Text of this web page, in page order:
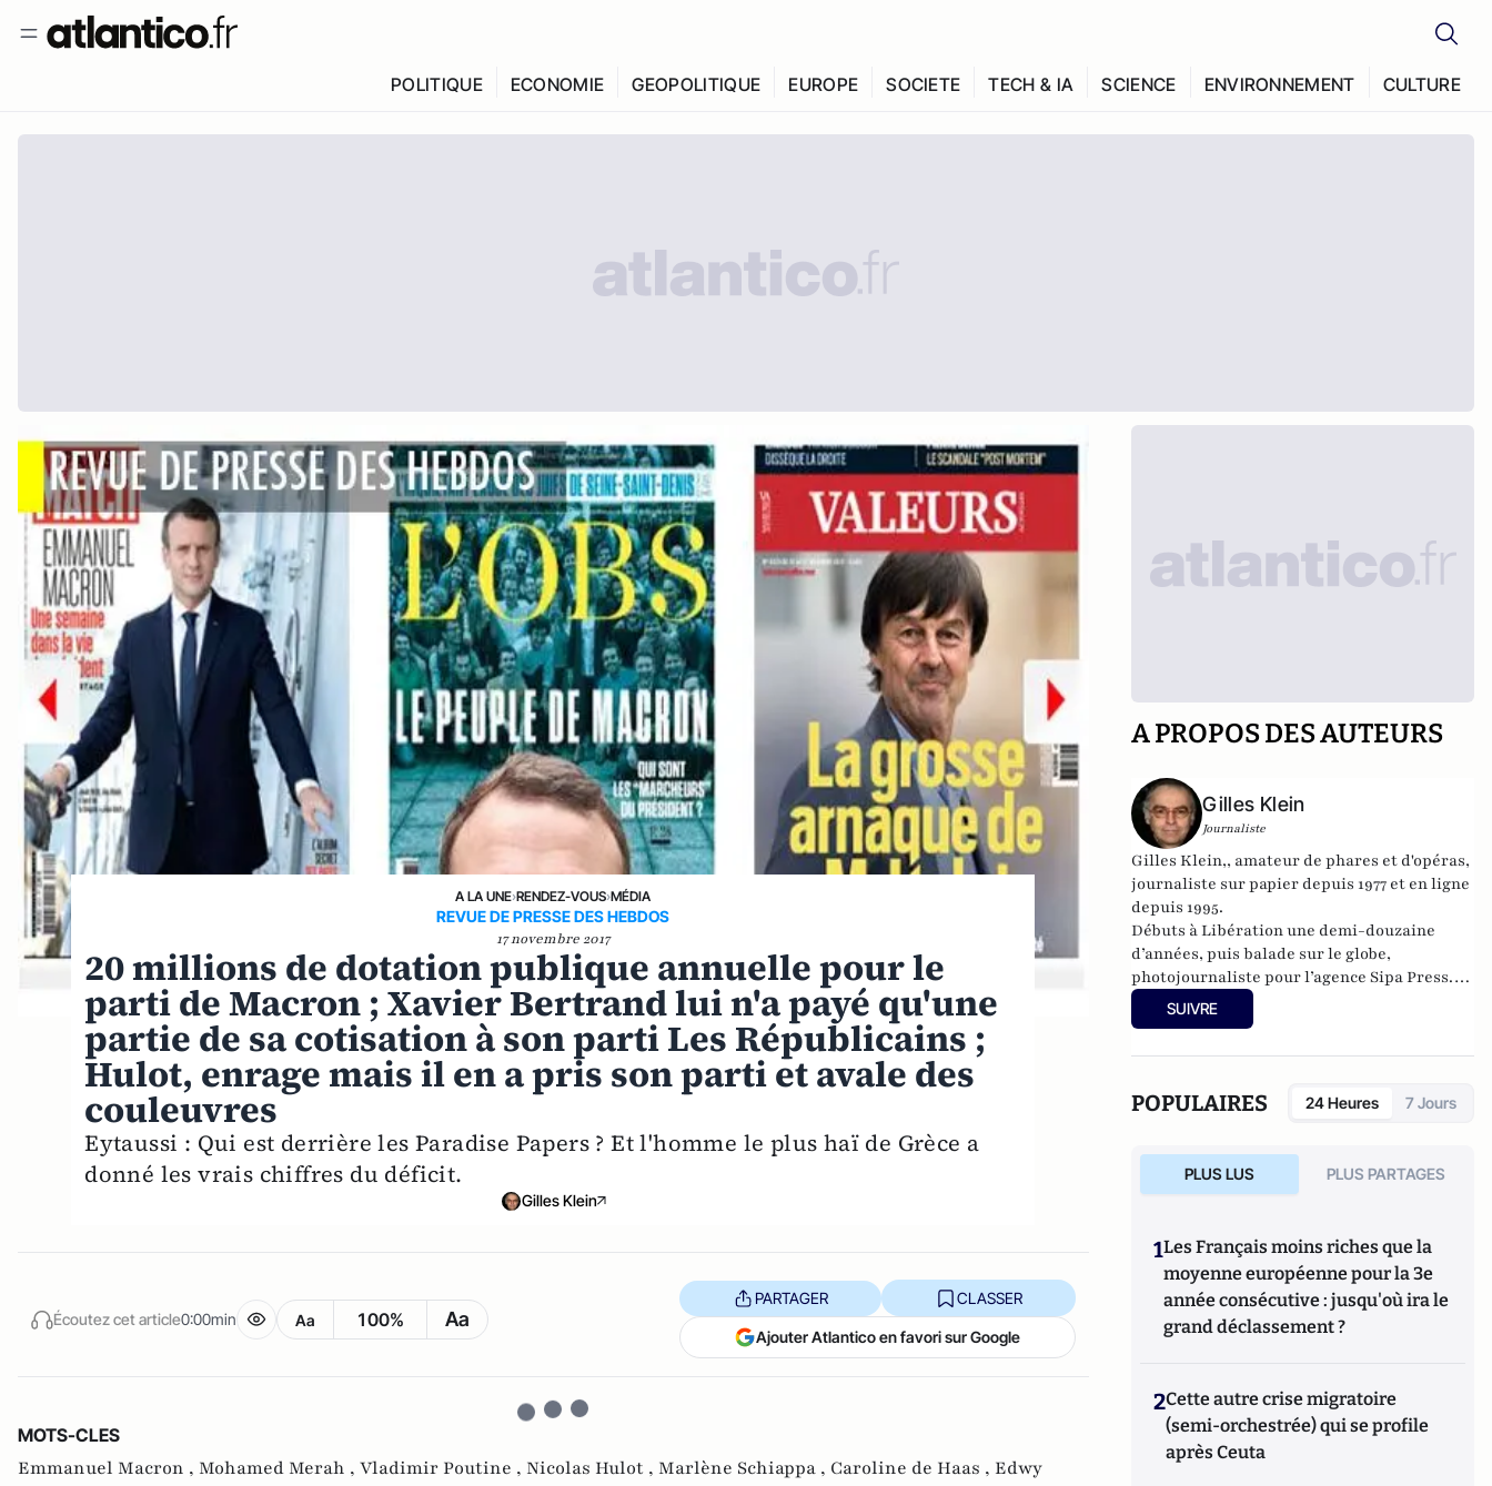
POLITIQUE ECONOMIE GEOPOLITIQUE EUROPE SOCIETE TECH & IA SCIENCE ENVIRONNEMENT CULTURE
A LA UNE›RENDEZ-VOUS›MÉDIA
REVUE DE PRESSE DES HEBDOS
17 novembre 2017
20 millions de dotation publique annuelle pour le
parti de Macron ; Xavier Bertrand lui n'a payé qu'une
partie de sa cotisation à son parti Les Républicains ;
Hulot, enrage mais il en a pris son parti et avale des
couleuvres
Eytaussi : Qui est derrière les Paradise Papers ? Et l'homme le plus haï de Grèce a
donné les vrais chiffres du déficit.
Gilles Klein
Écoutez cet article0:00min Aa 100% Aa
PARTAGER CLASSER
Ajouter Atlantico en favori sur Google
MOTS-CLES
Emmanuel Macron , Mohamed Merah , Vladimir Poutine , Nicolas Hulot , Marlène Schiappa , Caroline de Haas , Edwy
A PROPOS DES AUTEURS
Gilles Klein
Journaliste
Gilles Klein,, amateur de phares et d'opéras,
journaliste sur papier depuis 1977 et en ligne
depuis 1995.
Débuts à Libération une demi-douzaine
d’années, puis balade sur le globe,
photojournaliste pour l’agence Sipa Press.
Ensuite, responsable de la rubrique
Multimedia de ELLE, avant d’écrire sur les
avec Le Phare à partir de 2005 sur le site du
Monde qui a fermé sa plateforme de blogs.
depuis 2007.
SUIVRE
POPULAIRES 24 Heures 7 Jours
PLUS LUS PLUS PARTAGES
1Les Français moins riches que la
moyenne européenne pour la 3e
année consécutive : jusqu'où ira le
grand déclassement ?
2Cette autre crise migratoire
(semi-orchestrée) qui se profile
après Ceuta